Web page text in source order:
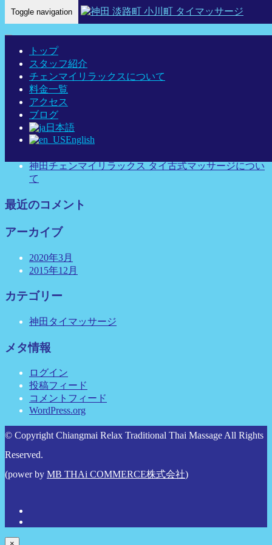
Toggle navigation
トップ
スタッフ紹介
チェンマイリラックスについて
料金一覧
アクセス
ブログ
日本語
English
Home- サリ …
サリ – 神田 タイマッサージ タイ古
最近の投稿
神田チェンマイリラックス タイ古式マッサージについ
て
最近のコメント
アーカイブ
2020年3月
2015年12月
カテゴリー
神田タイマッサージ
メタ情報
ログイン
投稿フィード
コメントフィード
WordPress.org
© Copyright Chiangmai Relax Traditional Thai Massage All Rights
Reserved.
(power by MB THAi COMMERCE株式会社)